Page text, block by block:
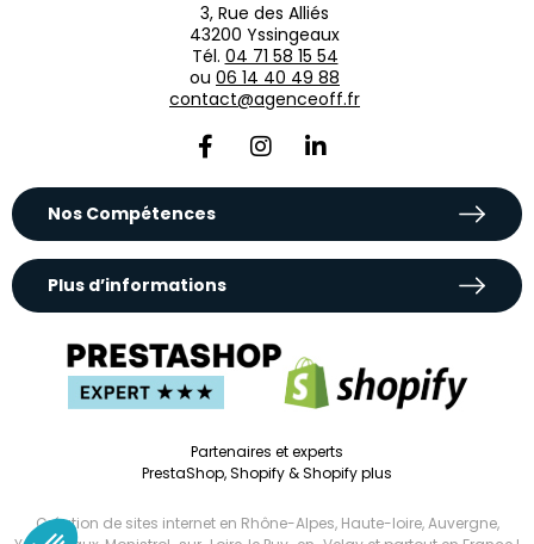
3, Rue des Alliés
43200 Yssingeaux
Tél. 04 71 58 15 54
ou 06 14 40 49 88
contact@agenceoff.fr
Nos Compétences
Plus d’informations
Partenaires et experts
PrestaShop, Shopify & Shopify plus
Création de sites internet en Rhône-Alpes,Haute-loire,Auvergne,